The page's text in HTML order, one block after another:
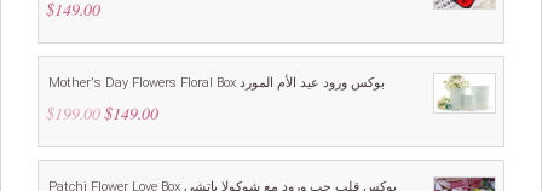
$149.00
Mother's Day Flowers Floral Box بوكس ورود عيد الأم المورد
$199.00 Original
was:
$149.00Current
is:
Patchi Flower Love Box بوكس قلب حب ورود مع شوكولا باتشي